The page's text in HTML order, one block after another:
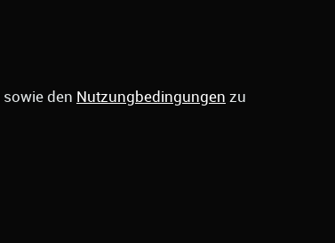
sowie den Nutzungbedingungen zu